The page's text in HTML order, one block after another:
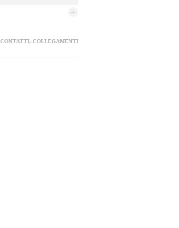
CONTATTI, COLLEGAMENTI